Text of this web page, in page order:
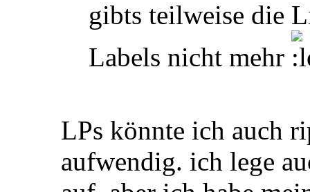
gibts teilweise die
Labels nicht mehr
LPs könnte ich auch
aufwendig. ich lege